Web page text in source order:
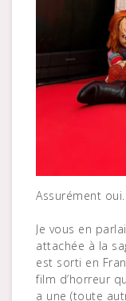
Assurément oui.
Je vous en
attachée à la
est sorti en
film d’horreur
a une (toute